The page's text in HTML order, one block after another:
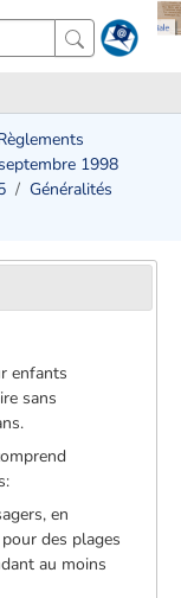
1998
Généralités
enfants
sans
en
des plages
au moins